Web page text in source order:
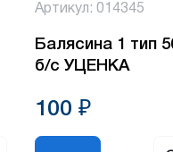
Артикул: 014345
Балясина 1 тип
б/с УЦЕНКА
100 ₽